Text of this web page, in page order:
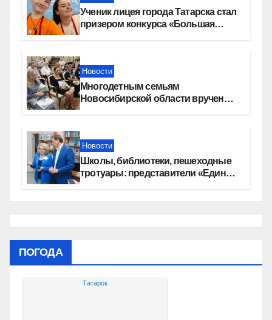
Ученик лицея города Татарска стал
призером конкурса «Большая
Новости
Многодетным семьям
Новосибирской области вручены
Новости
Школы, библиотеки, пешеходные
тротуары: представители «Единой
ПОГОДА
Татарск